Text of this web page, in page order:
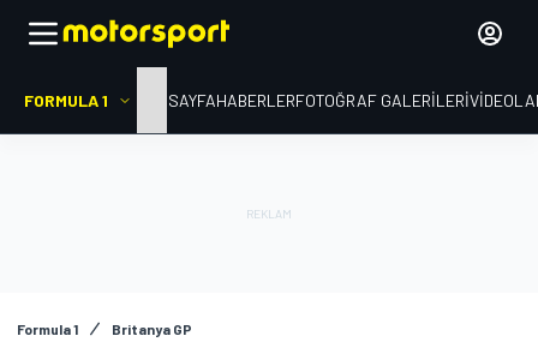
FORMULA 1 ANA SAYFAHABERLERFOTOĞRAF GALERILERI
Formula 1 Britanya GP